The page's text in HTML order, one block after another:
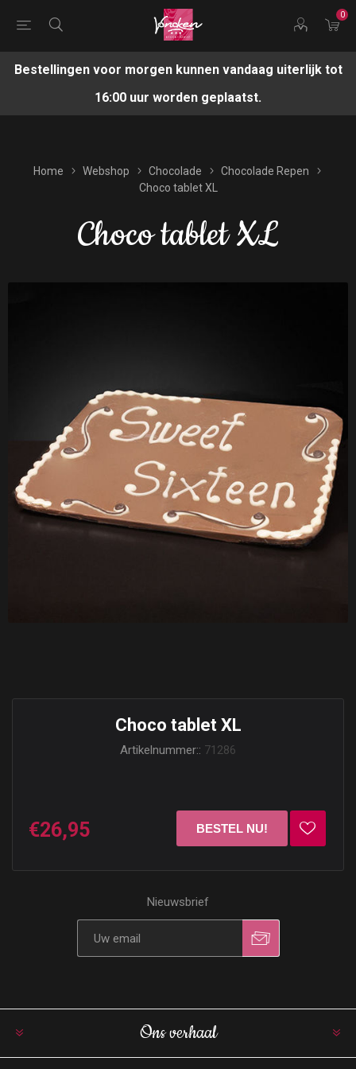
0
Bestellingen voor morgen kunnen vandaag uiterlijk tot
16:00 uur worden geplaatst.
Home Webshop Chocolade
Chocolade Repen
Choco tablet XL
Choco tablet XL
Choco tablet XL
Artikelnummer:: 71286
€26,95
Nieuwsbrief
Ons verhaal